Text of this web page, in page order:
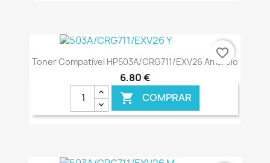
€ ONLINE
Toner Compatível HP503A/CRG711/EXV26 Amarelo
6,80 €
 COMPRAR
favorite_border